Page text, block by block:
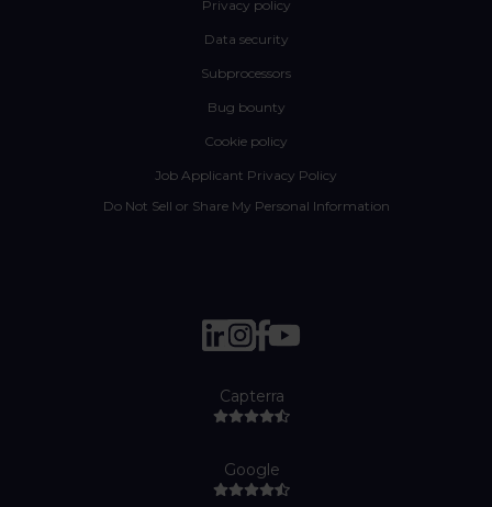
Privacy policy
Data security
Subprocessors
Bug bounty
Cookie policy
Job Applicant Privacy Policy
Do Not Sell or Share My Personal Information
Capterra
Google